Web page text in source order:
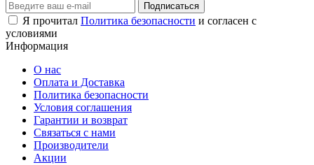
Подписаться
Я прочитал Политика безопасности и согласен с
условиями
Информация
О нас
Оплата и Доставка
Политика безопасности
Условия соглашения
Гарантии и возврат
Связаться с нами
Производители
Акции